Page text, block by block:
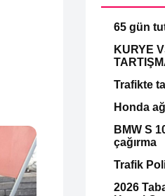
65 gün
KURYE
Trafikte
Honda
BMW S
çağırma
Trafik
2026